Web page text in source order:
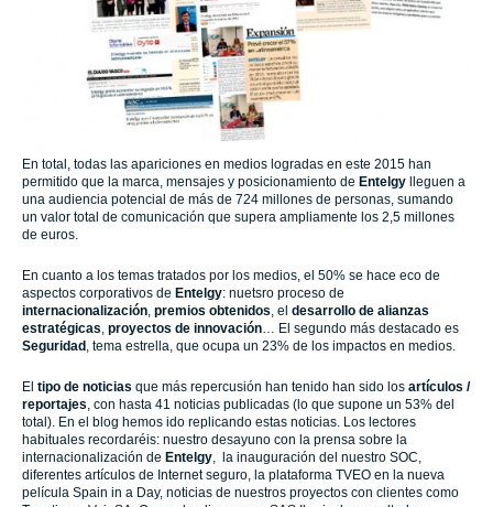
En total, todas las apariciones en medios logradas en este 2015 han
permitido que la marca, mensajes y posicionamiento de Entelgy lleguen a
una audiencia potencial de más de 724 millones de personas, sumando
un valor total de comunicación que supera ampliamente los 2,5 millones
de euros.
En cuanto a los temas tratados por los medios, el 50% se hace eco de
aspectos corporativos de Entelgy: nuetsro proceso de
internacionalización, premios obtenidos, el desarrollo de alianzas
estratégicas, proyectos de innovación… El segundo más destacado es
Seguridad , tema estrella, que ocupa un 23% de los impactos en medios.
El tipo de noticias que más repercusión han tenido han sido los artículos /
reportajes, con hasta 41 noticias publicadas (lo que supone un 53% del
total). En el blog hemos ido replicando estas noticias. Los lectores
habituales recordaréis: nuestro desayuno con la prensa sobre la
internacionalización de Entelgy, la inauguración del nuestro SOC,
diferentes artículos de Internet seguro, la plataforma TVEO en la nueva
película Spain in a Day, noticias de nuestros proyectos con clientes como